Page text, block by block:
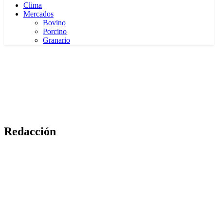
Clima
Mercados
Bovino
Porcino
Granario
Redacción